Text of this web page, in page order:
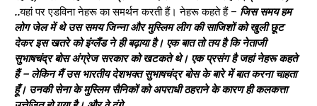
..यहां पर एडविना नेहरू का समर्थन करती हैं। नेहरू कहते हैं – जिस समय हम
लोग जेल में थे उस समय जिन्ना और मुस्लिम लीग की साजिशों को खुली छूट
देकर इस खतरे को इंग्लैंड ने ही बढ़ाया है। एक बात तो तय है कि नेताजी
सुभाषचंद्र बोस अंग्रेज सरकार को खटकते थे। एक प्रसंग है जहां नेहरू कहते
हैं – लेकिन मैं उस भारतीय देशभक्त सुभाषचंद्र बोस के बारे में बात करना चाहता
हूँ। उनकी सेना के मुस्लिम सैनिकों को अपराधी ठहराने के कारण ही कलकत्ता